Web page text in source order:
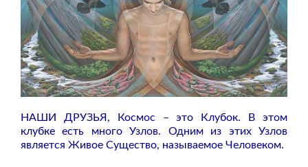
НАШИ ДРУЗЬЯ, Космос – это Клубок. В этом
клубке есть много Узлов. Одним из этих Узлов
является Живое Существо, называемое Человеком.